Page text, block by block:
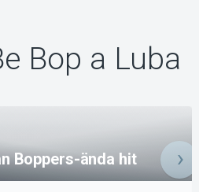
Bop a Luba
Boppers-ända hit